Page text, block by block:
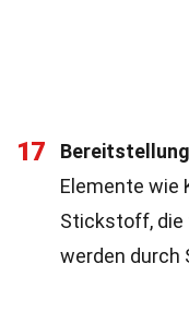
17
Elemente wie
Stickstoff, die
werden durch